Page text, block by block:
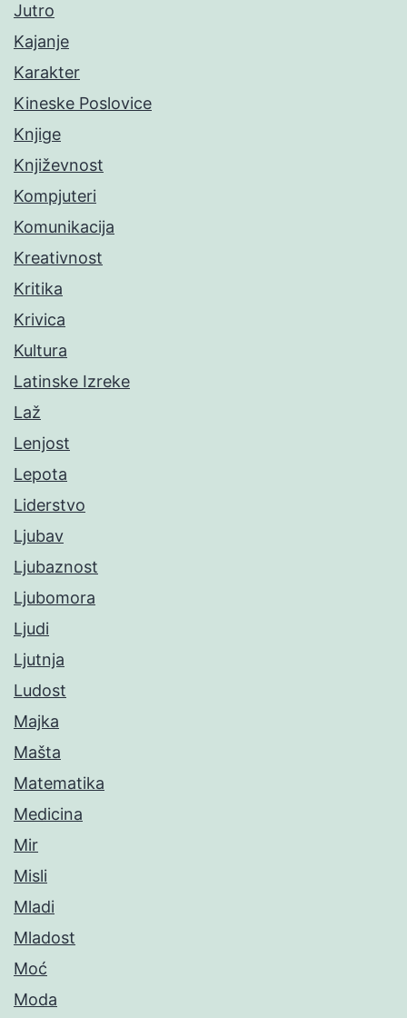
Jutro
Kajanje
Karakter
Kineske Poslovice
Knjige
Književnost
Kompjuteri
Komunikacija
Kreativnost
Kritika
Krivica
Kultura
Latinske Izreke
Laž
Lenjost
Lepota
Liderstvo
Ljubav
Ljubaznost
Ljubomora
Ljudi
Ljutnja
Ludost
Majka
Mašta
Matematika
Medicina
Mir
Misli
Mladi
Mladost
Moć
Moda